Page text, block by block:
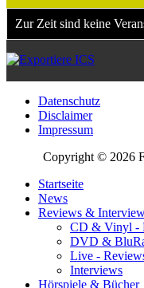
Zur Zeit sind keine
Datenschutz
Disclaimer
Impressum
Copyright © 2026
Startseite
News
Reviews &
CD & Vinyl -
DVD &
Live -
Interviews
Hörspiele & Bücher